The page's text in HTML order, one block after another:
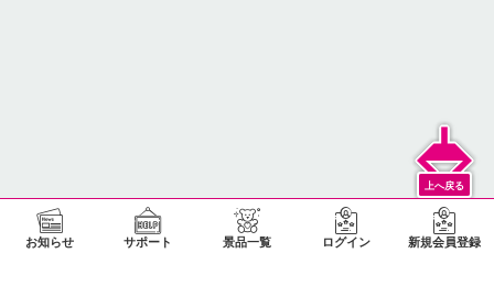
お知らせ サポート 景品一覧 ログイン 新規会員登録